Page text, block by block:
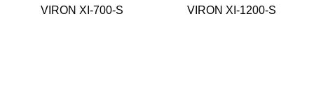
VIRON XI-700-S VIRON XI-1200-S